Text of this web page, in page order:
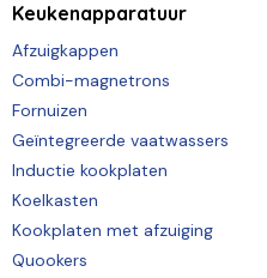
Keukenapparatuur
Afzuigkappen
Combi-magnetrons
Fornuizen
Geïntegreerde vaatwassers
Inductie kookplaten
Koelkasten
Kookplaten met afzuiging
Quookers